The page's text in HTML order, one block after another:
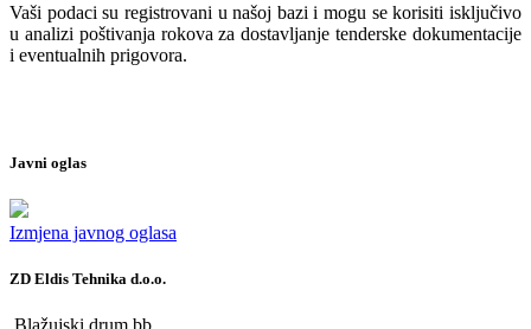
Vaši podaci su registrovani u našoj bazi i mogu se korisiti isključivo
u analizi poštivanja rokova za dostavljanje tenderske dokumentacije
i eventualnih prigovora.
Javni oglas
Izmjena javnog oglasa
ZD Eldis Tehnika d.o.o.